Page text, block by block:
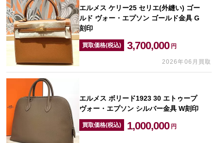
エルメス ケリー25 セリエ(外縫い) ゴー
ルド ヴォー・エプソン ゴールド金具 G
刻印
買取価格(税込) 3,700,000 円
2026年06月買取
エルメス ボリード1923 30 エトゥープ
ヴォー・エプソン シルバー金具 W刻印
買取価格(税込) 1,000,000 円